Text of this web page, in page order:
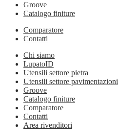
Groove
Catalogo finiture
Comparatore
Contatti
Chi siamo
LupatoID
Utensili settore pietra
Utensili settore pavimentazioni
Groove
Catalogo finiture
Comparatore
Contatti
Area rivenditori